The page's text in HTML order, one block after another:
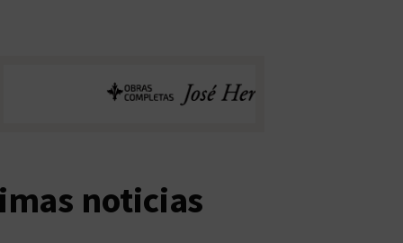
noticias